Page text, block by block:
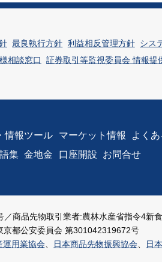
最良執行方針 利益相反管理方針 シス
相談窓口 証券取引等監視委員会 情報提
情報ツール マーケット情報 よく
集 金地金 口座開設 お問合せ
／商品先物取引業者:農林水産省指令4新
京都公安委員会 第301042319672号
運用業協会 日本商品先物振興協会 日